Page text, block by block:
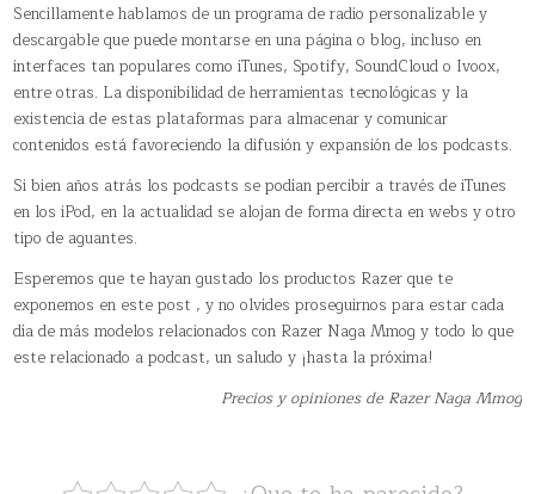
Sencillamente hablamos de un programa de radio personalizable y
descargable que puede montarse en una página o blog, incluso en
interfaces tan populares como iTunes, Spotify, SoundCloud o Ivoox,
entre otras. La disponibilidad de herramientas tecnológicas y la
existencia de estas plataformas para almacenar y comunicar
contenidos está favoreciendo la difusión y expansión de los podcasts.
Si bien años atrás los podcasts se podían percibir a través de iTunes
en los iPod, en la actualidad se alojan de forma directa en webs y otro
tipo de aguantes.
Esperemos que te hayan gustado los productos Razer que te
exponemos en este post , y no olvides proseguirnos para estar cada
día de más modelos relacionados con Razer Naga Mmog y todo lo que
este relacionado a podcast, un saludo y ¡hasta la próxima!
Precios y opiniones de Razer Naga Mmog